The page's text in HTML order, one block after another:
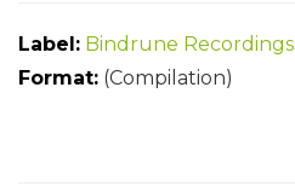
Label: Bindrune Recordings
Format: (Compilation)